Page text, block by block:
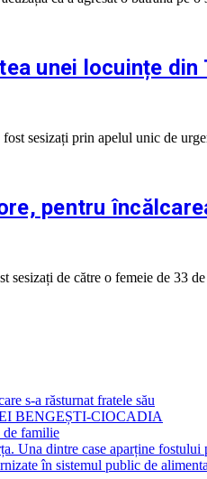
unei locuințe din
sesizați prin apelul unic de
pentru
de către o femeie de 33
s-a răsturnat fratele său
BENGEȘTI-CIOCADIA
de familie
Una dintre case aparține fostului
în sistemul public de